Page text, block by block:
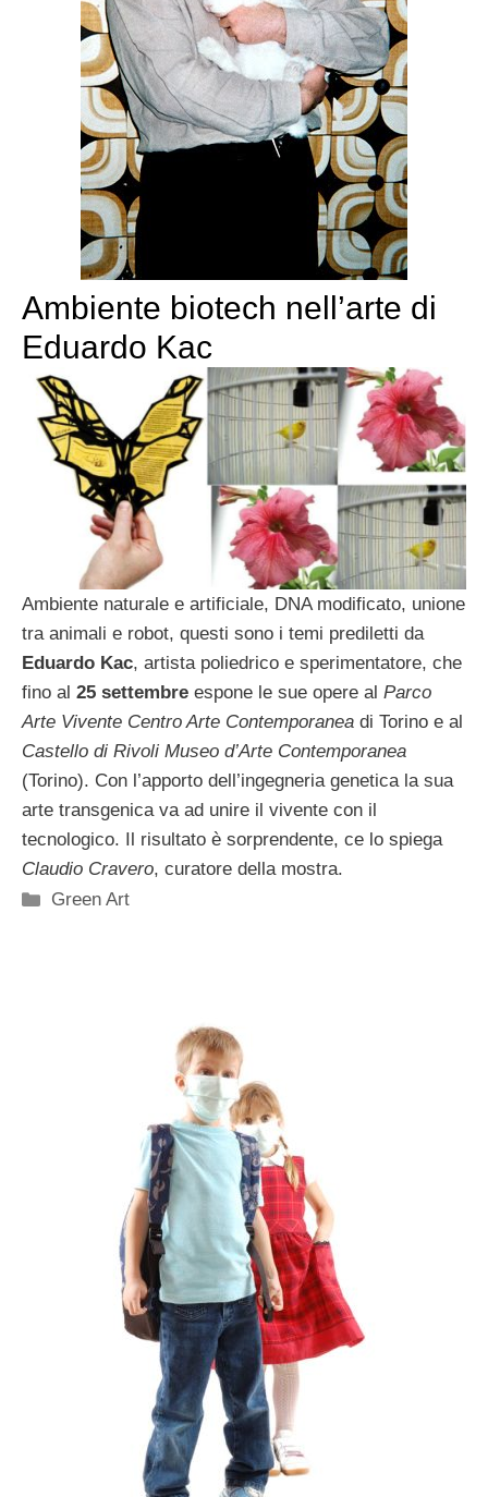
Ambiente biotech nell’arte di
Eduardo Kac
Ambiente naturale e artificiale, DNA modificato, unione
tra animali e robot, questi sono i temi prediletti da
Eduardo Kac, artista poliedrico e sperimentatore, che
fino al 25 settembre espone le sue opere al Parco
Arte Vivente Centro Arte Contemporanea di Torino e al
Castello di Rivoli Museo d’Arte Contemporanea
(Torino). Con l’apporto dell’ingegneria genetica la sua
arte transgenica va ad unire il vivente con il
tecnologico. Il risultato è sorprendente, ce lo spiega
Claudio Cravero, curatore della mostra.
Categorie
Green Art